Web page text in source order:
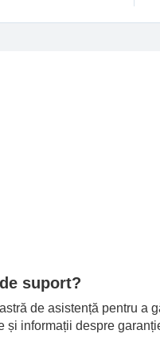
suport?
de asistență pentru a
și informații despre